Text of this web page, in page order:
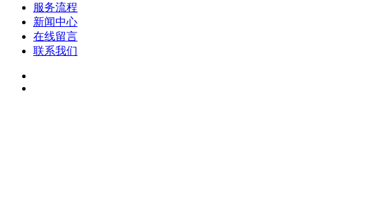
服务流程
新闻中心
在线留言
联系我们